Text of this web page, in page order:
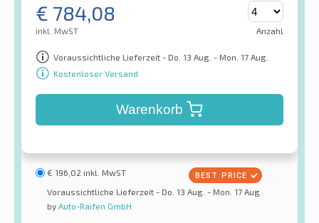
€ 784,08
inkl. MwST Anzahl
Voraussichtliche Lieferzeit - Do. 13 Aug. - Mon. 17 Aug.
Kostenloser Versand
Warenkorb
€ 196,02 inkl. MwST
Voraussichtliche Lieferzeit - Do. 13 Aug. - Mon. 17 Aug.
by Auto-Raifen GmbH